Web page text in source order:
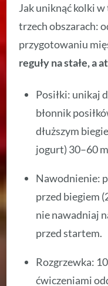
Jak uniknąć kolki
trzech obszarach:
przygotowaniu
reguły na stałe, a
Posiłki: unikaj
błonnik
dłuższym
jogurt) 30–60
Nawodnienie:
przed biegiem
nie nawadniaj
przed startem.
Rozgrzewka:
ćwiczeniami